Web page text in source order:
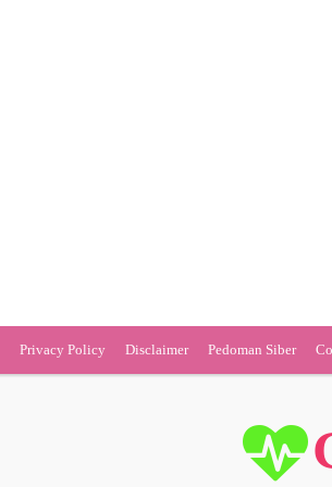
Privacy Policy Disclaimer Pedoman Siber